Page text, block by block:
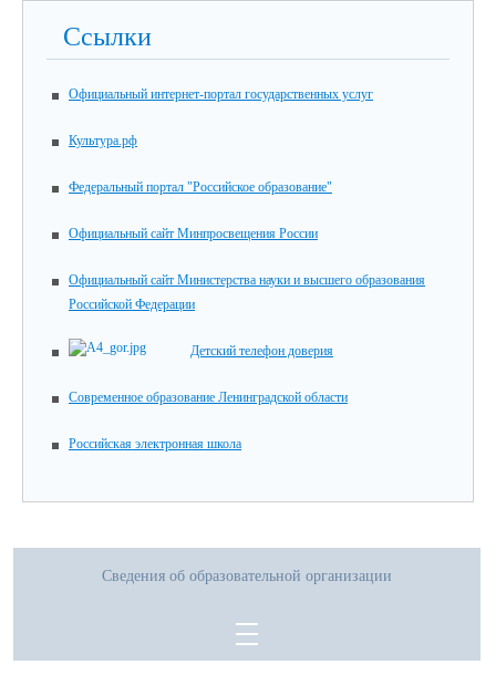
Ссылки
Официальный интернет-портал государственных услуг
Культура.рф
Федеральный портал "Российское образование"
Официальный сайт Минпросвещения России
Официальный сайт Министерства науки и высшего образования
Российской Федерации
Детский телефон доверия
Современное образование Ленинградской области
Российская электронная школа
Сведения об образовательной организации